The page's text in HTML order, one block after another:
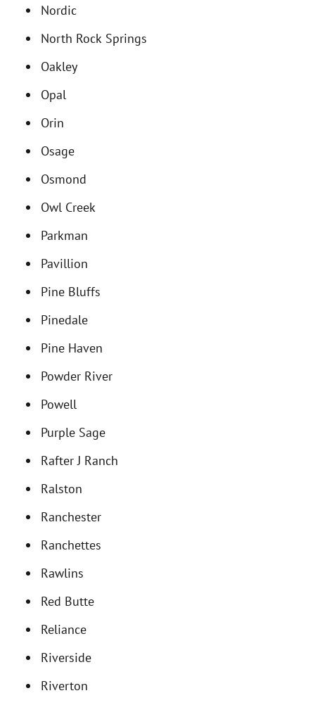
Nordic
North Rock Springs
Oakley
Opal
Orin
Osage
Osmond
Owl Creek
Parkman
Pavillion
Pine Bluffs
Pinedale
Pine Haven
Powder River
Powell
Purple Sage
Rafter J Ranch
Ralston
Ranchester
Ranchettes
Rawlins
Red Butte
Reliance
Riverside
Riverton